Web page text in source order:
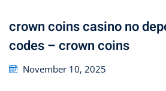
crown coins casino no
codes – crown coins
Posted
November 10, 2025